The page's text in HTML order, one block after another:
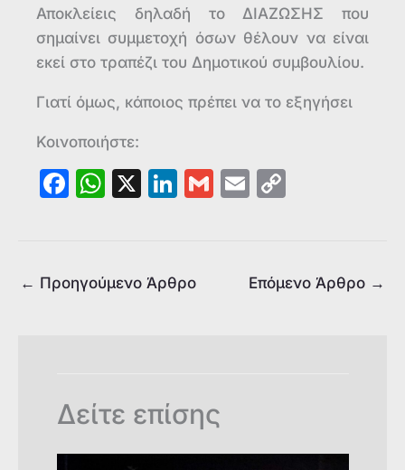
Αποκλείεις δηλαδή το ΔΙΑΖΩΣΗΣ που
σημαίνει συμμετοχή όσων θέλουν να είναι
εκεί στο τραπέζι του Δημοτικού συμβουλίου.
Γιατί όμως, κάποιος πρέπει να το εξηγήσει
Κοινοποιήστε:
F
e
b
W
s
A
X
Li
e
dI
G
E
l
y
Li
← Προηγούμενο Άρθρο Επόμενο Άρθρο →
Δείτε επίσης